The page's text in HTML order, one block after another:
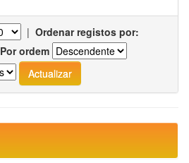
| Ordenar registos por:
Por ordem